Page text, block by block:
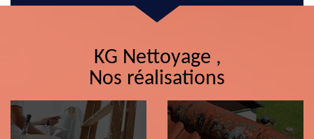
KG Nettoyage ,
Nos réalisations